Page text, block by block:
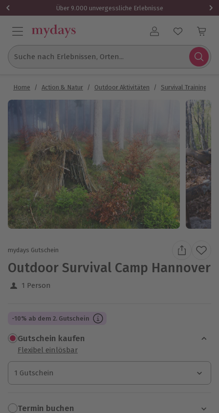
Über 9.000 unvergessliche Erlebnisse
Benutzerkonto
Suche nach Erlebnissen, Orten...
Home / Action & Natur / Outdoor Aktivitäten / Survival Training
mydays Gutschein
Outdoor Survival Camp Hannover
1 Person
-10% ab dem 2. Gutschein
Gutschein kaufen
Flexibel einlösbar
1 Gutschein
1 Gutschein
1 Gutschein
Termin buchen